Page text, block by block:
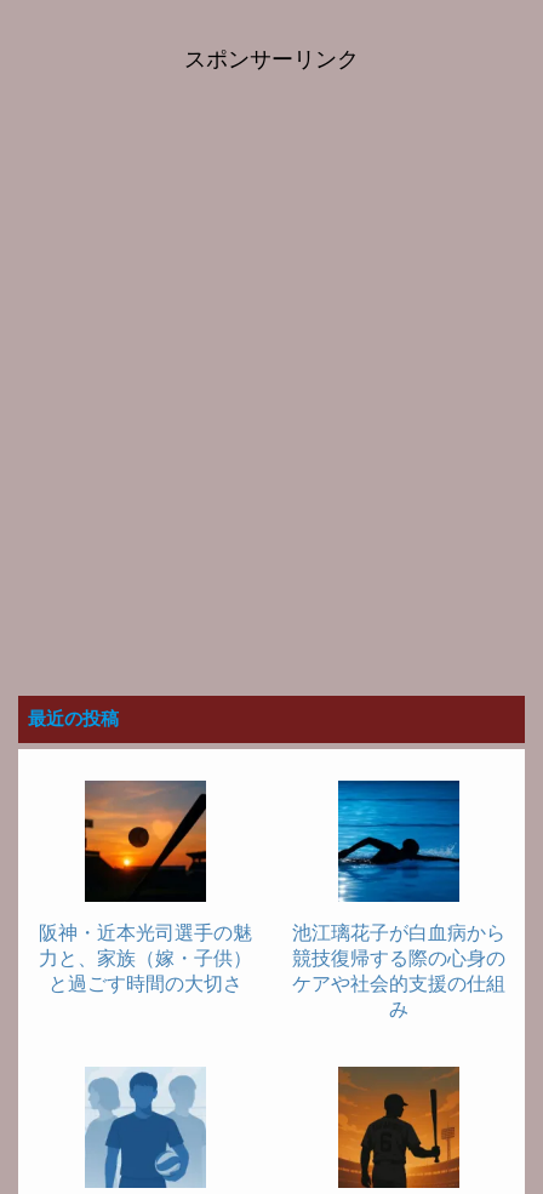
スポンサーリンク
最近の投稿
阪神・近本光司選手の魅
力と、家族（嫁・子供）
と過ごす時間の大切さ
池江璃花子が白血病から
競技復帰する際の心身の
ケアや社会的支援の仕組
み